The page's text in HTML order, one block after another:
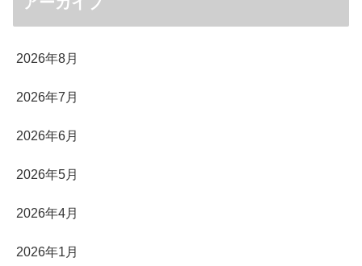
2026年8月
2026年7月
2026年6月
2026年5月
2026年4月
2026年1月